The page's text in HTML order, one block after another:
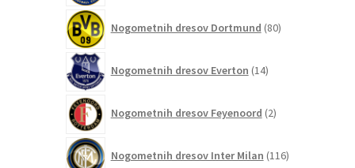
Nogometnih dresov Dortmund 80izdelkov
Nogometnih dresov Everton 14izdelkov
Nogometnih dresov Feyenoord 2izdelka
Nogometnih dresov Inter Milan 116izdelkov